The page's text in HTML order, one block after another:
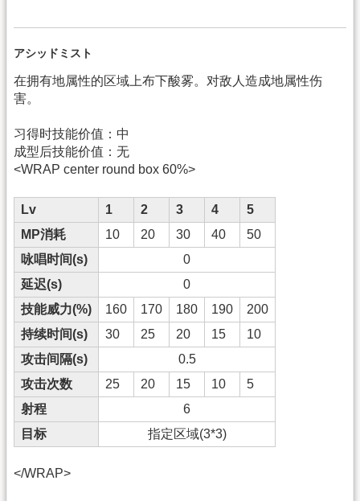
アシッドミスト
在拥有地属性的区域上布下酸雾。对敌人造成地属性伤
害。
习得时技能价值：中
成型后技能价值：无
<WRAP center round box 60%>
Lv 1 2 3 4
5
MP消耗
10 20 30 40
50
咏唱时间(s)
0
延迟(s)
0
技能威力(%)
160 170 180 190
200
持续时间(s)
30 25 20 15
10
攻击间隔(s)
0.5
攻击次数
25 20 15 10
5
射程
6
目标
指定区域(3*3)
</WRAP>